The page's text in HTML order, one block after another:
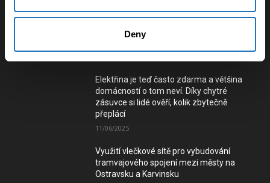
Deny
FYZIOporadna: Jak posilovat břicho a
02/06/2026
Elektřina je teď často zdarma a většina
domácností o tom neví. Díky chytré
zásuvce si lidé ověří, kolik zbytečně
přeplácí
11/06/2025
Využití vlečkové sítě pro vybudování
tramvajového spojení mezi městy na
Ostravsku a Karvinsku